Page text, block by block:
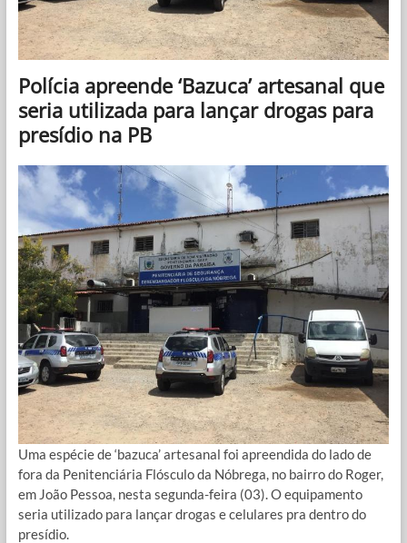
Polícia apreende ‘Bazuca’ artesanal que
seria utilizada para lançar drogas para
presídio na PB
Uma espécie de ‘bazuca’ artesanal foi apreendida do lado de
fora da Penitenciária Flósculo da Nóbrega, no bairro do Roger,
em João Pessoa, nesta segunda-feira (03). O equipamento
seria utilizado para lançar drogas e celulares pra dentro do
presídio.